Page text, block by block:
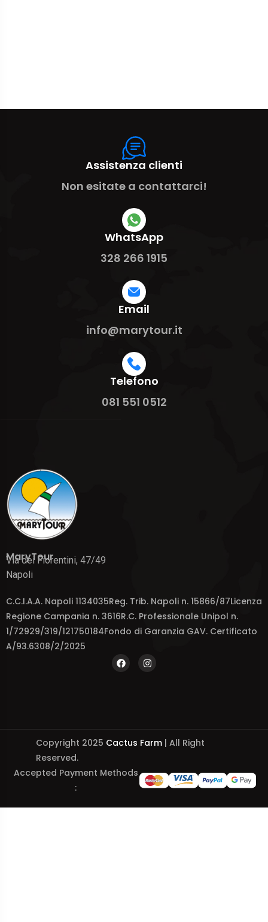
Assistenza clienti
Non esitate a contattarci!
WhatsApp
328 266 1915
Email
info@marytour.it
Telefono
081 551 0512
MaryTour
Via dei Fiorentini, 47/49
Napoli
C.C.I.A.A. Napoli 1134035Reg. Trib. Napoli n. 15866/87Licenza
Regione Campania n. 3616R.C. Professionale Unipol n.
1/72929/319/121750184Fondo di Garanzia GAV. Certificato
A/93.6308/2/2025
Copyright 2025 Cactus Farm| All Right
Reserved.
Accepted Payment Methods
: